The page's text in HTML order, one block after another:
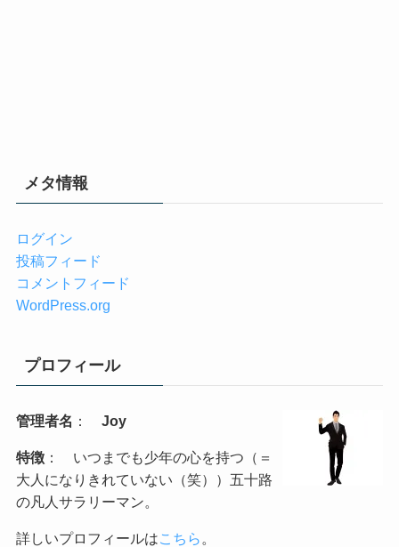
メタ情報
ログイン
投稿フィード
コメントフィード
WordPress.org
プロフィール
管理者名 ： Joy
特徴： いつまでも少年の心を持つ（＝
大人になりきれていない（笑））五十路
の凡人サラリーマン。
詳しいプロフィールはこちら 。